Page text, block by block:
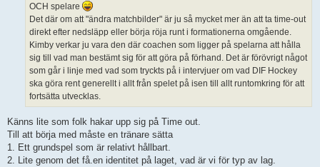
OCH spelare
Det där om att "ändra matchbilder" är ju så mycket mer än att ta time-out
direkt efter nedsläpp eller börja röja runt i formationerna omgående.
Kimby verkar ju vara den där coachen som ligger på spelarna att hålla
sig till vad man bestämt sig för att göra på förhand. Det är förövrigt något
som går i linje med vad som tryckts på i intervjuer om vad DIF Hockey
ska göra rent generellt i allt från spelet på isen till allt runtomkring för att
fortsätta utvecklas.
Känns lite som folk hakar upp sig på Time out.
Till att börja med måste en tränare sätta
1. Ett grundspel som är relativt hållbart.
2. Lite genom det få.en identitet på laget, vad är vi för typ av lag.